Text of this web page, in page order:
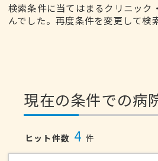
検索条件に当てはまるクリニック
んでした。再度条件を変更して検
現在の条件での病
ヒット件数 4 件